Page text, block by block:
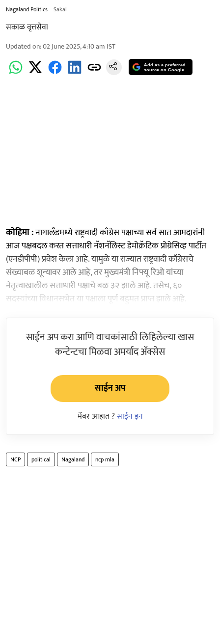
Nagaland Politics Sakal
सकाळ वृत्तसेवा
Updated on:02 June 2025, 4:10 am IST
Add as a preferred
source on Google
कोहिमा :नागालँडमध्ये राष्ट्रवादी काँग्रेस पक्षाच्या सर्व सात आमदारांनी
आज पक्षबदल करत सत्ताधारी नॅशनॅलिस्ट डेमोक्रॅटिक प्रोग्रेसिव्ह पार्टीत
(एनडीपीपी) प्रवेश केला आहे. यामुळे या राज्यात राष्ट्रवादी काँग्रेसचे
संख्याबळ शून्यावर आले आहे, तर मुख्यमंत्री निफ्यू रिओ यांच्या
नेतृत्वाखालील सत्ताधारी पक्षाचे बळ ३२ झाले आहे. तसेच, ६०
सदस्यांच्या विधानसभेत या पक्षाला पूर्ण बहुमत प्राप्त झाले आहे.
साईन अप करा आणि वाचकांसाठी लिहिलेल्या खास
कन्टेन्टचा मिळवा अमर्याद ॲक्सेस
साईन अप
मेंबर आहात ?साईन इन
NCP political Nagaland ncp mla